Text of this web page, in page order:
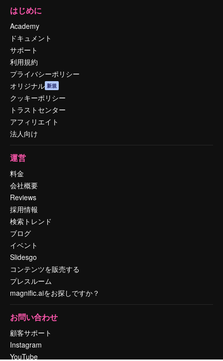
はじめに
Academy
ドキュメント
サポート
利用規約
プライバシーポリシー
オリジナル 新規
クッキーポリシー
トラストセンター
アフィリエイト
法人向け
運営
料金
会社概要
Reviews
採用情報
検索トレンド
ブログ
イベント
Slidesgo
コンテンツを販売する
プレスルーム
magnific.aiをお探しですか？
お問い合わせ
顧客サポート
Instagram
YouTube